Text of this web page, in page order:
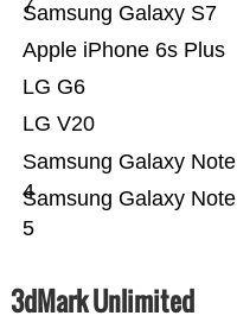
Samsung Galaxy Note
5
Samsung Galaxy Note
4
LG V20
LG G6
Apple iPhone 6s Plus
Samsung Galaxy S7
7
3dMark Unlimited